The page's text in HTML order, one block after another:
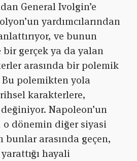
General Ivolgin’e
yardımcılarından
ve bunun
gerçek ya da yalan
arasında bir polemik
Bu polemikten yola
karakterlere,
Napoleon’un
o dönemin diğer siyasi
arasında geçen,
hayali